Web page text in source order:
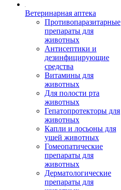
Ветеринарная аптека
Противопаразитарные
препараты для
животных
Антисептики и
дезинфицирующие
средства
Витамины для
животных
Для полости рта
животных
Гепатопротекторы для
животных
Капли и лосьоны для
ушей животных
Гомеопатические
препараты для
животных
Дерматологические
препараты для